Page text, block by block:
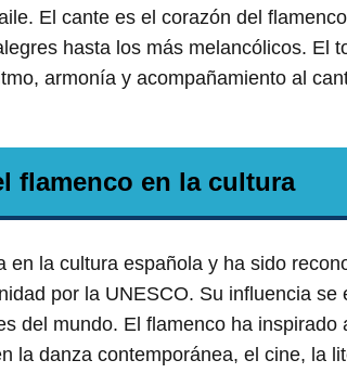
El cante es el corazón del
hasta los más melancólicos. El
armonía y acompañamiento al
flamenco en la cultura
la cultura española y ha sido
por la UNESCO. Su influencia se
del mundo. El flamenco ha inspirado
la danza contemporánea, el cine, la